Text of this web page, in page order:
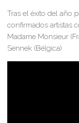
Tras el éxito del año
confirmados artistas
Madame Monsieur
Sennek (Bélgica)